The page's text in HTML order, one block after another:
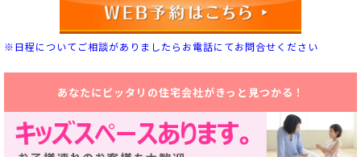
※日程についてご相談がありましたらお電話にてお問合せください
あなたにピッタリの住宅会社がきっと見つかる！